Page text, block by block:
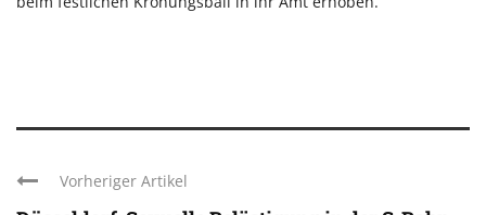
Vorheriger Artikel